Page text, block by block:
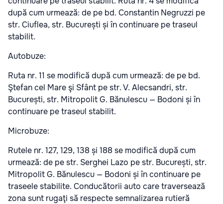
după cum urmează: de pe bd. Constantin Negruzzi pe
str. Ciuflea, str. București și în continuare pe traseul
stabilit.
Autobuze:
Ruta nr. 11 se modifică după cum urmează: de pe bd.
Ştefan cel Mare şi Sfânt pe str. V. Alecsandri, str.
București, str. Mitropolit G. Bănulescu — Bodoni și în
continuare pe traseul stabilit.
Microbuze:
Rutele nr. 127, 129, 138 și 188 se modifică după cum
urmează: de pe str. Serghei Lazo pe str. București, str.
Mitropolit G. Bănulescu — Bodoni și în continuare pe
traseele stabilite. Conducătorii auto care traversează
zona sunt rugaţi să respecte semnalizarea rutieră